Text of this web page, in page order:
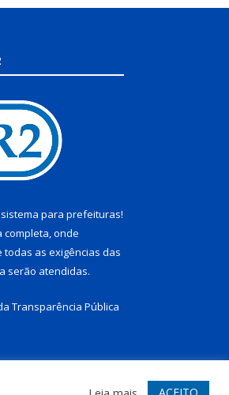
sistema para prefeituras!
completa, onde
as exigências das
serão atendidas.
Transparência Pública
Acessar Webmail ACEITO